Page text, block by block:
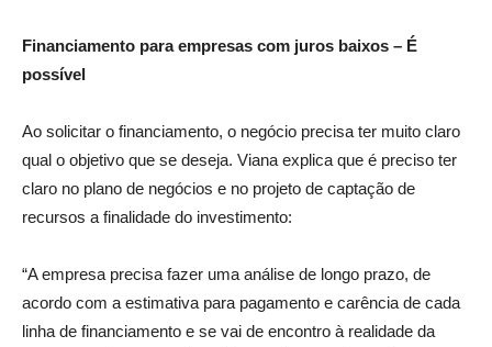
Financiamento para empresas com juros baixos – É
possível
Ao solicitar o financiamento, o negócio precisa ter muito claro
qual o objetivo que se deseja. Viana explica que é preciso ter
claro no plano de negócios e no projeto de captação de
recursos a finalidade do investimento:
“A empresa precisa fazer uma análise de longo prazo, de
acordo com a estimativa para pagamento e carência de cada
linha de financiamento e se vai de encontro à realidade da